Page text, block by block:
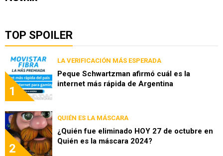
TOP SPOILER
1
LA VERIFICACIÓN MÁS ESPERADA
Peque Schwartzman afirmó cuál es la
internet más rápida de Argentina
2
QUIÉN ES LA MÁSCARA
¿Quién fue eliminado HOY 27 de octubre en
Quién es la máscara 2024?